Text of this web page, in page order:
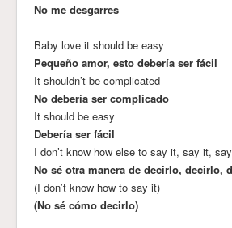
No me desgarres
Baby love it should be easy
Pequeño amor, esto debería ser fácil
It shouldn’t be complicated
No debería ser complicado
It should be easy
Debería ser fácil
I don’t know how else to say it, say it,
No sé otra manera de decirlo, decirlo,
(I don’t know how to say it)
(No sé cómo decirlo)